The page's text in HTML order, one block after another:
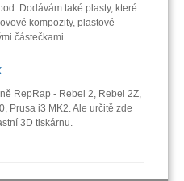
Dodávám také plasty, které
kompozity, plastové
částečkami.
RepRap - Rebel 2, Rebel 2Z,
Prusa i3 MK2. Ale určitě zde
3D tiskárnu.